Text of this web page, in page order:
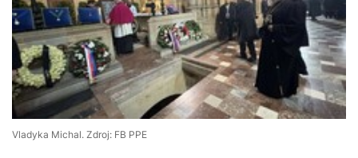
Vladyka Michal. Zdroj: FB PPE